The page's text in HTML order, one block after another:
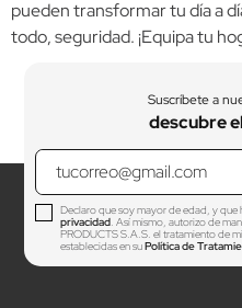
pueden transformar tu día a
todo, seguridad. ¡Equipa tu
Suscríbete a
descubre
Declaro que soy mayor de edad, y
privacidad. Así mismo, autorizo de
PRODUCTS S.A.S. el tratamiento de
establecidas en suPolítica de